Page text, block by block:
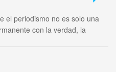
el periodismo no es solo una
con la verdad, la